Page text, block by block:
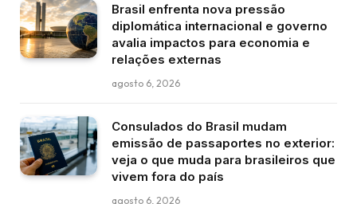
Brasil enfrenta nova pressão
diplomática internacional e governo
avalia impactos para economia e
relações externas
agosto 6, 2026
Consulados do Brasil mudam
emissão de passaportes no exterior:
veja o que muda para brasileiros que
vivem fora do país
agosto 6, 2026